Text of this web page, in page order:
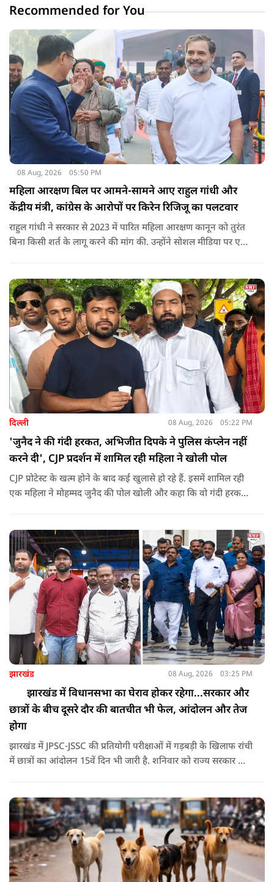
Recommended for You
08 Aug, 2026 05:50 PM
महिला आरक्षण बिल पर आमने-सामने आए राहुल गांधी और
केंद्रीय मंत्री, कांग्रेस के आरोपों पर किरेन रिजिजू का पलटवार
राहुल गांधी ने सरकार से 2023 में पारित महिला आरक्षण कानून को तुरंत
बिना किसी शर्त के लागू करने की मांग की. उन्होंने सोशल मीडिया पर एक
दिल्ली 08 Aug, 2026 05:22 PM
'जुनैद ने की गंदी हरकत, अभिजीत दिपके ने पुलिस कंप्लेन नहीं
करने दी', CJP प्रदर्शन में शामिल रही महिला ने खोली पोल
CJP प्रोटेस्ट के खत्म होने के बाद कई खुलासे हो रहे हैं. इसमें शामिल रही
एक महिला ने मोहम्मद जुनैद की पोल खोली और कहा कि वो गंदी हरकतें
दिया.
झारखंड 08 Aug, 2026 03:25 PM
झारखंड में विधानसभा का घेराव होकर रहेगा...सरकार और
छात्रों के बीच दूसरे दौर की बातचीत भी फेल, आंदोलन और तेज
होगा
झारखंड में JPSC-JSSC की प्रतियोगी परीक्षाओं में गड़बड़ी के खिलाफ रांची
में छात्रों का आंदोलन 15वें दिन भी जारी है. शनिवार को राज्य सरकार और